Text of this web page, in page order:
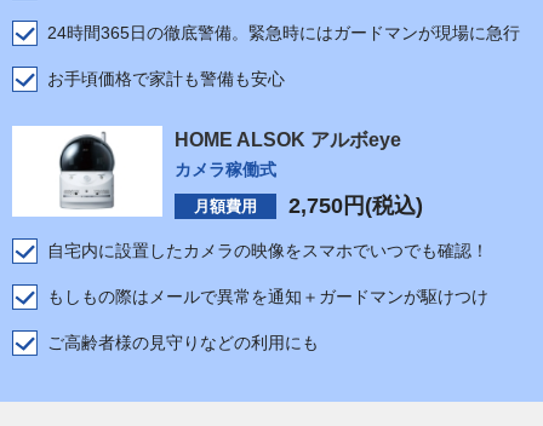
24時間365日の徹底警備。緊急時にはガードマンが現場に急行
お手頃価格で家計も警備も安心
HOME ALSOK アルボeye
カメラ稼働式
月額費用 2,750 円(税込)
自宅内に設置したカメラの映像をスマホでいつでも確認！
もしもの際はメールで異常を通知＋ガードマンが駆けつけ
ご高齢者様の見守りなどの利用にも